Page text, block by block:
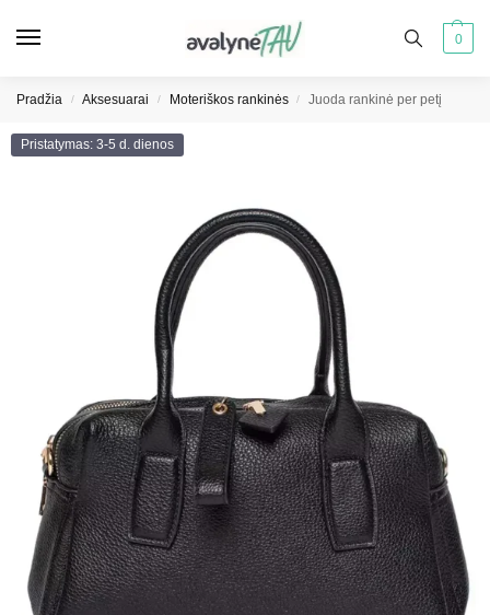
0
Pradžia / Aksesuarai / Moteriškos rankinės / Juoda rankinė per petį
Pristatymas: 3-5 d. dienos